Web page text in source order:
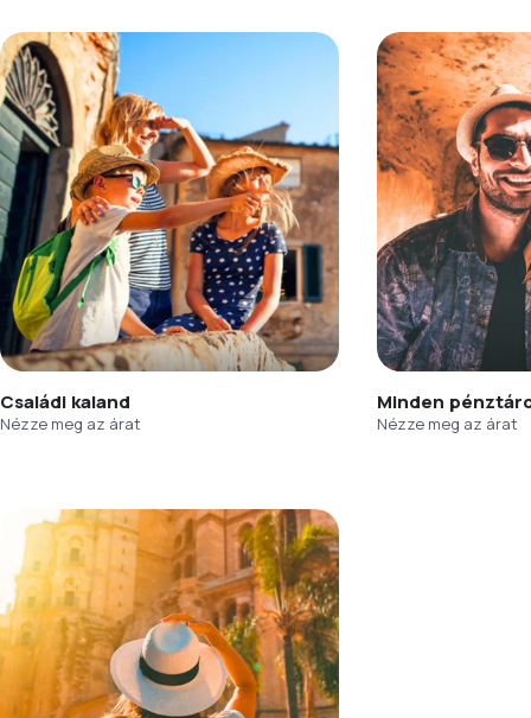
Családi kaland
Nézze meg az árat
Minden
Nézze meg az árat